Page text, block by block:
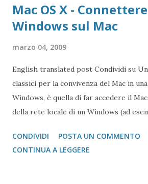
Mac OS X -
Windows sul Mac
marzo 04, 2009
English translated post Condividi su
classici per la convivenza del Mac in
Windows, è quella di far accedere il
della rete locale di un Windows (ad
sistema di accesso remoto ai file
Premesso che, come sotto Linux
CONDIVIDI
POSTA UN COMMENTO
CONTINUA A LEGGERE